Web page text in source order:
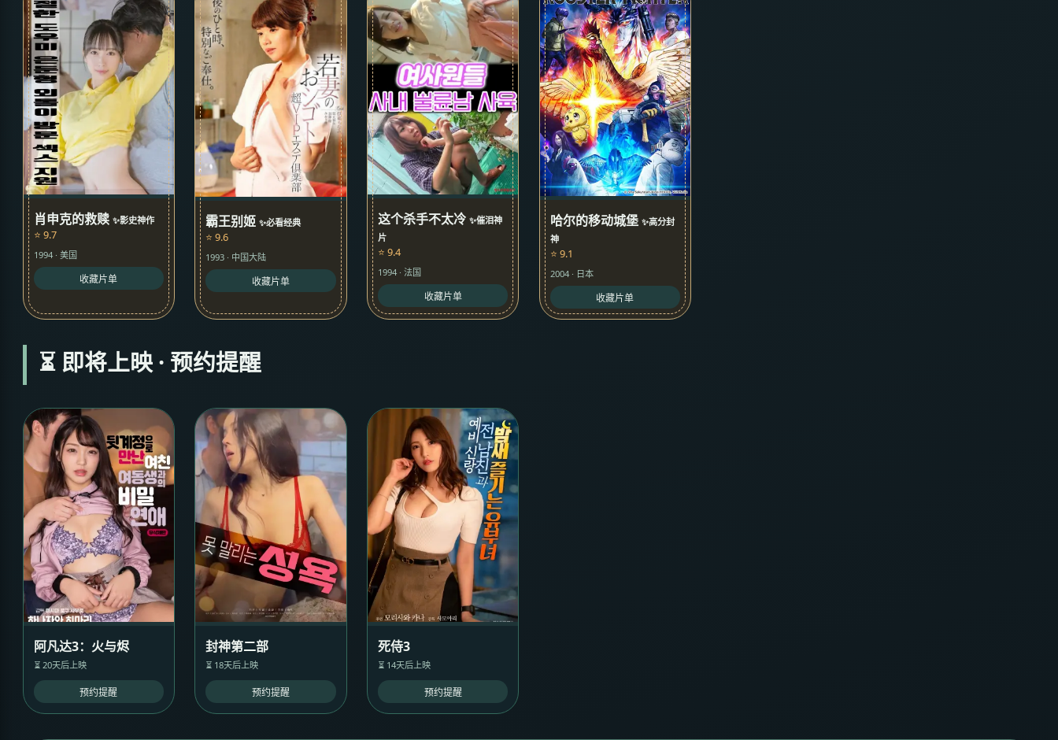
肖申克的救赎 ✨影史神作
⭐ 9.7
1994 · 美国
收藏片单
霸王别姬✨必看经典
⭐ 9.6
1993 · 中国大陆
收藏片单
这个杀手不太冷 ✨催泪神
片
⭐ 9.4
1994 · 法国
收藏片单
哈尔的移动城堡 ✨高分封
神
⭐ 9.1
2004 · 日本
收藏片单
⏳ 即将上映 · 预约提醒
阿凡达3：火与烬
⏳ 20天后上映
预约提醒
封神第二部
⏳ 18天后上映
预约提醒
死侍3
⏳ 14天后上映
预约提醒